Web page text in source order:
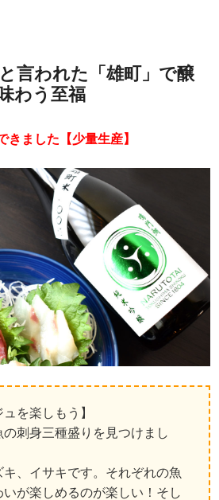
言われた「雄町」で醸
わう至福
きました【少量生産】
を楽しもう】
刺身三種盛りを見つけまし
、イサキです。それぞれの魚
が楽しめるのが楽しい！そし